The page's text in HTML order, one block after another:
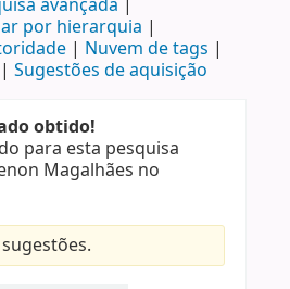
por hierarquia
Nuvem de tags
Sugestões de aquisição
obtido!
para esta pesquisa
Magalhães no